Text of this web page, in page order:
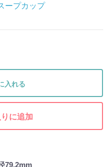
ープカップ
入れる
に追加
79.2mm